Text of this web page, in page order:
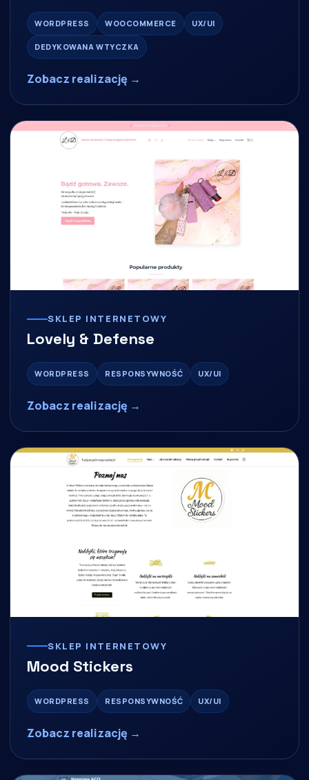
WORDPRESS WOOCOMMERCE UX/UI
DEDYKOWANA WTYCZKA
Zobacz realizację →
SKLEP INTERNETOWY
Lovely & Defense
WORDPRESS RESPONSYWNOŚĆ UX/UI
Zobacz realizację →
SKLEP INTERNETOWY
Mood Stickers
WORDPRESS RESPONSYWNOŚĆ UX/UI
Zobacz realizację →